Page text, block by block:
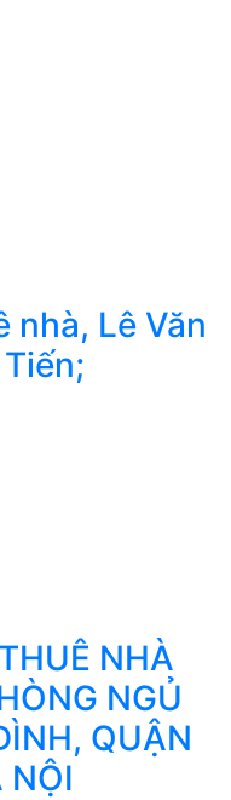
nhà, Lê Văn
NHÀ
NGỦ
QUẬN
NỘI